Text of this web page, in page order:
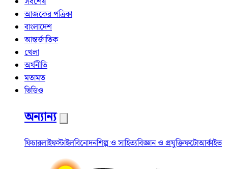
আজকের পত্রিকা
বাংলাদেশ
আন্তর্জাতিক
খেলা
অর্থনীতি
মতামত
ভিডিও
অন্যান্য
ফিচারলাইফস্টাইলবিনোদনশিল্প ও সাহিত্যবিজ্ঞান ও প্রযুক্তিফটোআর্কাইভ